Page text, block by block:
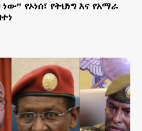
የኦነሰ፣ የትህነግ እና የአማራ